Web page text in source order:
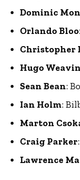
Dominic
Orlando
Christopher
Hugo
Sean Bean:
Ian Holm:
Marton
Craig Parker
Lawrence